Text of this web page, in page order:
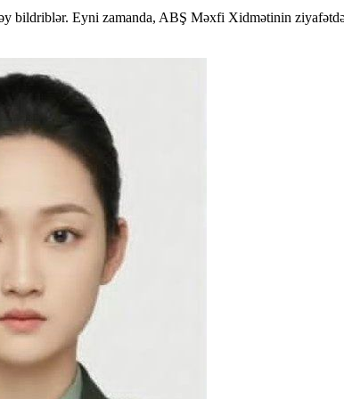
bildriblər. Eyni zamanda, ABŞ Məxfi Xidmətinin